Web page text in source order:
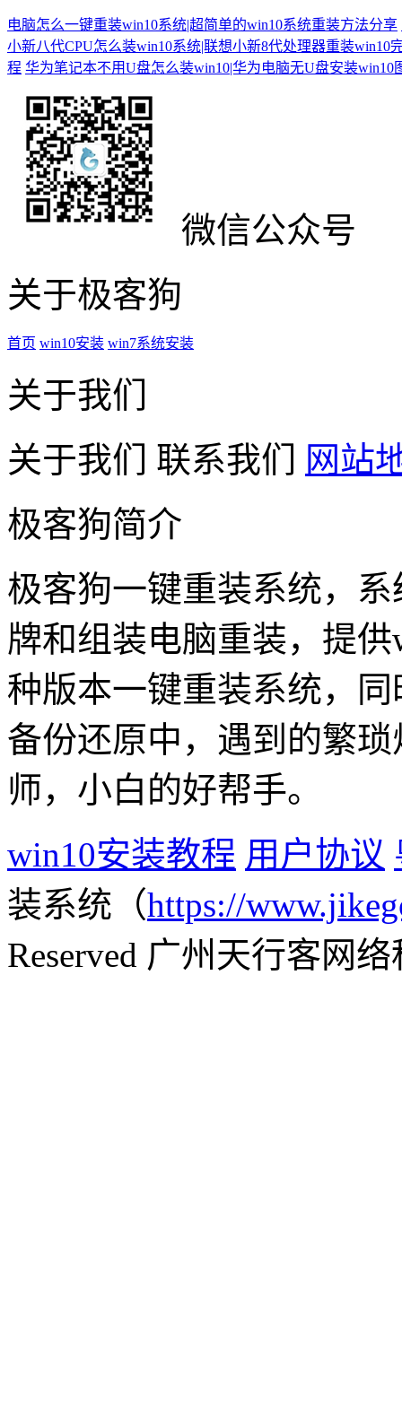
电脑怎么一键重装win10系统|超简单的win10系统重装方法分享
小新八代CPU怎么装win10系统|联想小新8代处理器重装win10
程 华为笔记本不用U盘怎么装win10|华为电脑无U盘安装win10
微信公众号
关于极客狗
首页 win10安装 win7系统安装
关于我们
关于我们
联系我们
网站
极客狗简介
极客狗一键重装系统，
牌和组装电脑重装，提
种版本一键重装系统，
备份还原中，遇到的繁
师，小白的好帮手。
win10安装教程 用户协议
装系统（https://
Reserved 广州天行客网